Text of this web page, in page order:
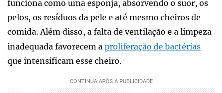
funciona como uma esponja, absorvendo o suor, os
pelos, os resíduos da pele e até mesmo cheiros de
comida. Além disso, a falta de ventilação e a limpeza
inadequada favorecem a proliferação de bactérias
que intensificam esse cheiro.